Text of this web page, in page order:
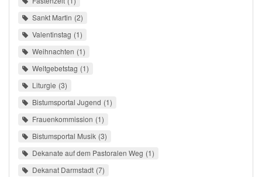
Sankt Martin 2
Valentinstag 1
Weihnachten 1
Weltgebetstag 1
Liturgie 3
Bistumsportal Jugend 1
Frauenkommission 1
Bistumsportal Musik 3
Dekanate auf dem Pastoralen Weg 1
Dekanat Darmstadt 7